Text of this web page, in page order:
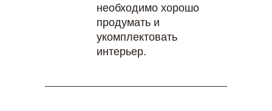
необходимо хорошо
продумать и
укомплектовать
интерьер.